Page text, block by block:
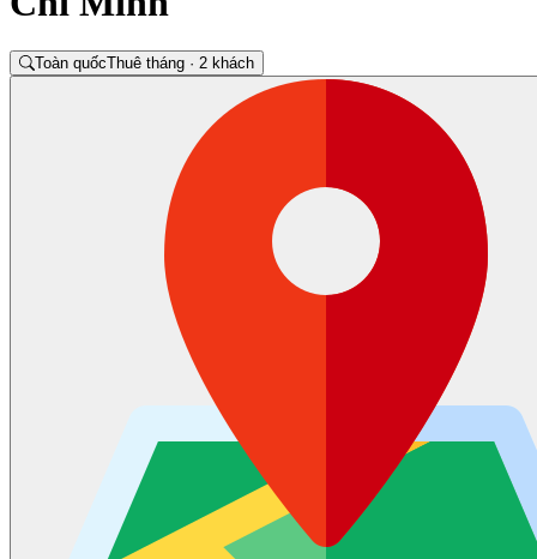
Toàn quốcThuê tháng · 2 khách